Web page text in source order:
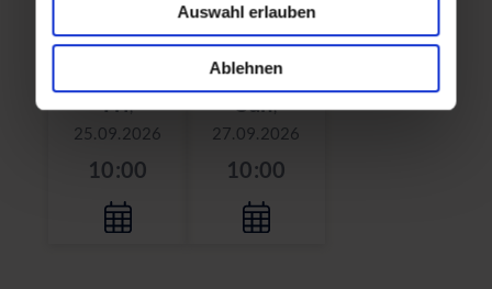
Auswahl erlauben
Ablehnen
Fri,
25.09.2026
10:00
Sun,
27.09.2026
10:00